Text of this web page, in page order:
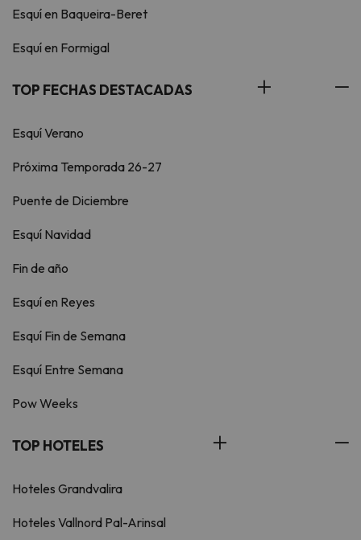
Esquí en Baqueira-Beret
Esquí en Formigal
TOP FECHAS DESTACADAS
Esquí Verano
Próxima Temporada 26-27
Puente de Diciembre
Esquí Navidad
Fin de año
Esquí en Reyes
Esquí Fin de Semana
Esquí Entre Semana
Pow Weeks
TOP HOTELES
Hoteles Grandvalira
Hoteles Vallnord Pal-Arinsal